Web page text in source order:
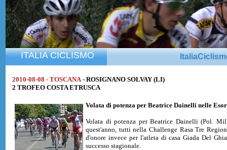
ITALIA CICLISMO
2010-08-08 - TOSCANA - ROSIGNANO SOLVAY (LI)
2 TROFEO COSTA ETRUSCA
Volata di potenza per Beatrice Dainelli nelle
Volata di potenza per Beatrice Dainelli (Pol.
quest'anno, tutti nella Challenge Rasa Tre
d'onore invece per l'atleta di casa Giada Del
successo stagionale.